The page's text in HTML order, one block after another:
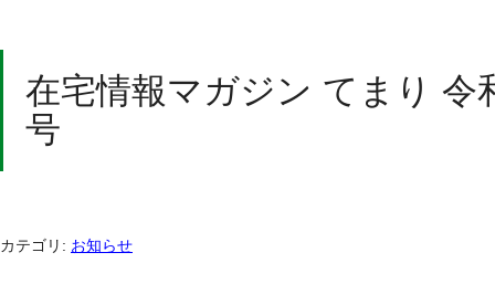
在宅情報マガジン てまり 令
号
カテゴリ: お知らせ